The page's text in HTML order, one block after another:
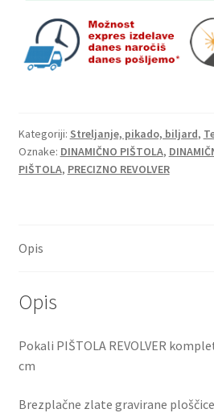
cm,
30
cm
Kategoriji: Streljanje, pikado, biljard,
Oznake: DINAMIČNO PIŠTOLA,
PIŠTOLA, PRECIZNO REVOLVER
Opis
Opis
Pokali PIŠTOLA REVOLVER
cm
Brezplačne zlate gravirane